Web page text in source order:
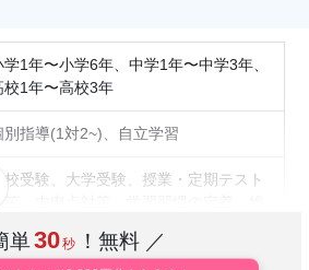
学1年〜小学6年、中学1年〜中学3年、
校1年〜高校3年
別指導(1対2~)、自立学習
校受験、大学受験、授業・定期テスト
別特化対策、英検(英語検定)対策
単30秒 ！無料 ／